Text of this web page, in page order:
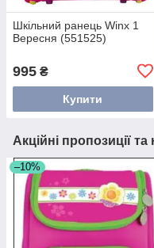
Шкільний ранець Winx 1
Вересня (551525)
995 ₴
Купити
Акційні пропозиції
–10%